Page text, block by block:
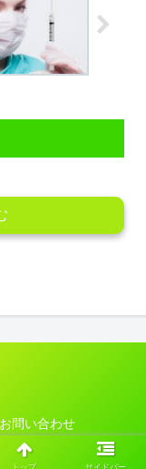
お問い合わせ
トップ サイドバー